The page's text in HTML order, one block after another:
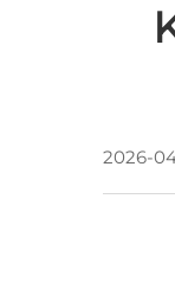
2026-